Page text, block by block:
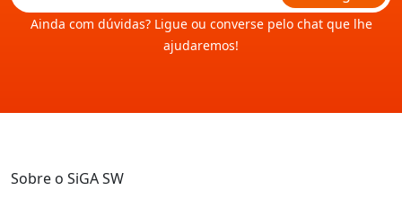
Ainda com dúvidas? Ligue ou converse pelo chat que lhe
ajudaremos!
Sobre o SiGA SW